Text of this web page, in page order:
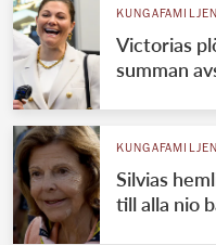
KUNGAFAMILJEN
Victorias
summan
KUNGAFAMILJEN
Silvias
till alla nio